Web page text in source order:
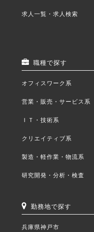
求人一覧・求人検索
職種で探す
オフィスワーク系
営業・販売・サービス系
ＩＴ・技術系
クリエイティブ系
製造・軽作業・物流系
研究開発・分析・検査
勤務地で探す
兵庫県神戸市